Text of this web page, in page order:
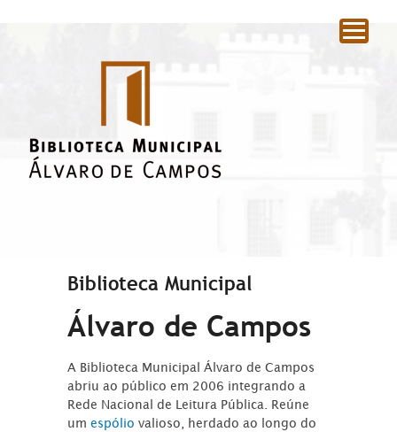
Biblioteca Municipal
Álvaro de Campos
A Biblioteca Municipal Álvaro de Campos
abriu ao público em 2006 integrando a
Rede Nacional de Leitura Pública. Reúne
umespóliovalioso, herdado ao longo do